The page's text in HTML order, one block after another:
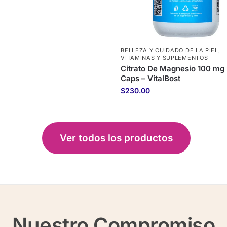
BELLEZA Y CUIDADO DE LA PIEL,
VITAMINAS Y SUPLEMENTOS
Citrato De Magnesio 100
Caps – VitalBost
$230.00
Ver todos los productos